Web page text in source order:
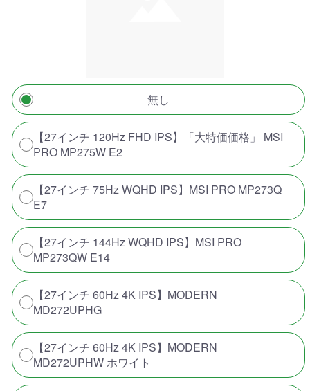
無し
【27インチ 120Hz FHD IPS】「大特価価格」 MSI
PRO MP275W E2
【27インチ 75Hz WQHD IPS】MSI PRO MP273Q
E7
【27インチ 144Hz WQHD IPS】MSI PRO
MP273QW E14
【27インチ 60Hz 4K IPS】MODERN
MD272UPHG
【27インチ 60Hz 4K IPS】MODERN
MD272UPHW ホワイト